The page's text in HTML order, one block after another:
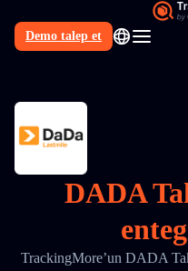
Demo talep et
DADA
TrackingMore’un DADA